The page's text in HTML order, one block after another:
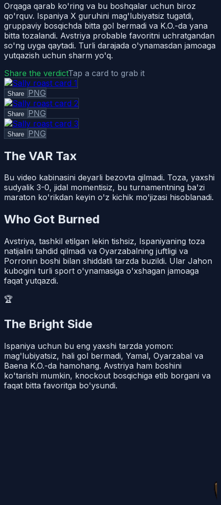
Orqaga qarab ko'ring va bu boshqalar uchun biroz
qo'rquv. Ispaniya X guruhini mag'lubiyatsiz tugatdi,
gruppaviy bosqichda bitta gol bermadi va K.O.-da yana
bitta tozalandi. Avstriya probable favoritni uchratgandan
so'ng uyga qaytadi. Turli darajada o'ynamasdan jamoaga
yutqazish uchun sharm yo'q.
Share the verdictTap a card to grab it
Share PNG
Share PNG
Share PNG
The VAR Tax
Bu video kabinasini deyarli bezovta qilmadi. Toza, yaxshi
sudyalik 3-0, jidal momentisiz, bu turnamentning ba'zi
maraton ko'rikdan keyin o'z kichik mo'jizasi hisoblanadi.
Who Got Burned
Avstriya, tashkil etilgan lekin tishsiz, Ispaniyaning toza
natijalini tahdid qilmadi va Oyarzabalning juftligi va
Porronin boshi bilan shiddatli tarzda buzildi. Ular Jahon
kubogini turli sport o'ynamasiga o'xshagan jamoaga
faqat yutqazdi.
🏆
The Bright Side
Ispaniya uchun bu eng yaxshi tarzda yomon:
mag'lubiyatsiz, hali gol bermadi, Yamal, Oyarzabal va
Baena K.O.-da hamohang. Avstriya ham boshini
ko'tarishi mumkin, knockout bosqichiga etib borgani va
faqat bitta favoritga bo'ysundi.